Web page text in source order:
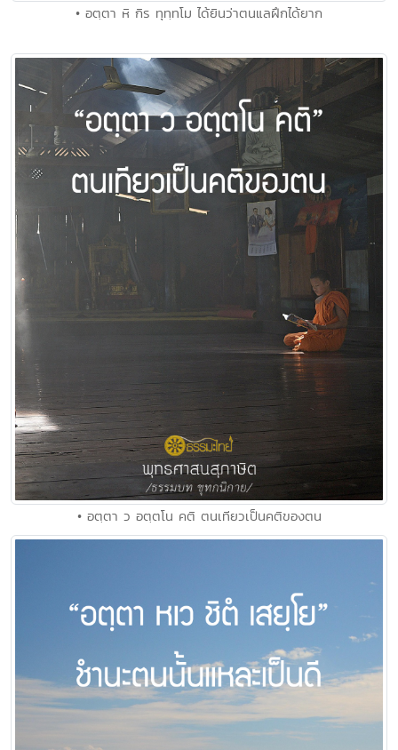
• อตฺตา หิ กิร ทุทฺทโม ได้ยินว่าตนแลฝึกได้ยาก
• อตฺตา ว อตฺตโน คติ ตนเทียวเป็นคติของตน